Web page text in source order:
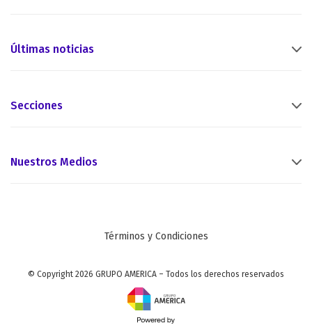
Últimas noticias
Secciones
Nuestros Medios
Términos y Condiciones
© Copyright 2026 GRUPO AMERICA – Todos los derechos reservados